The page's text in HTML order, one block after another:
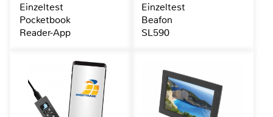
Einzeltest
Pocketbook
Reader-App
Einzeltest
Beafon
SL590